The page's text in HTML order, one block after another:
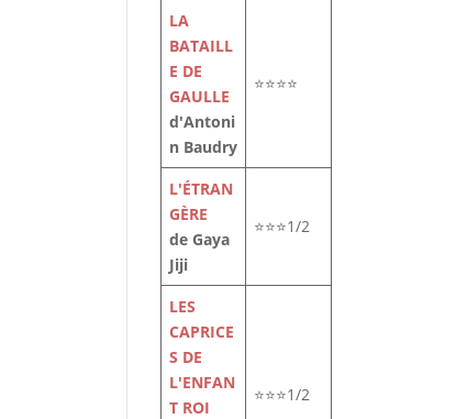
LA
BATAILL
E DE
GAULLE
d'Antoni
n Baudry
⭐⭐⭐⭐
L'ÉTRAN
GÈRE
de Gaya
Jiji
⭐⭐⭐1/2
LES
CAPRICE
S DE
L'ENFAN
T ROI
⭐⭐⭐1/2